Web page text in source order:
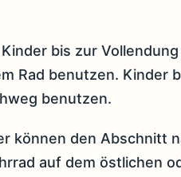
bis zur
Rad benutzen. Kinder
benutzen.
können den Abschnitt
auf dem östlichen